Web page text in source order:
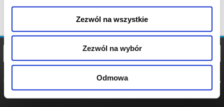
Zezwól na wszystkie
Zezwól na wybór
Odmowa
POLITYKA
POLITYKA